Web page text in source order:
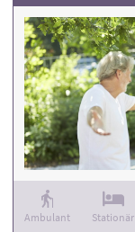
Ambulant Stationär